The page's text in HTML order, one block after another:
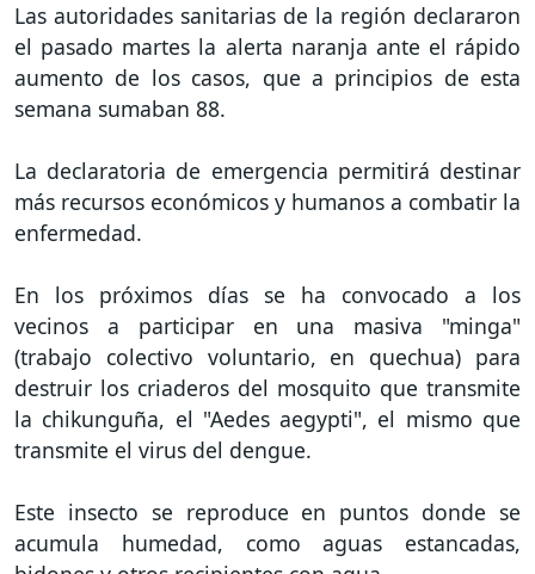
Las autoridades sanitarias de la región declararon
el pasado martes la alerta naranja ante el rápido
aumento de los casos, que a principios de esta
semana sumaban 88.
La declaratoria de emergencia permitirá destinar
más recursos económicos y humanos a combatir la
enfermedad.
En los próximos días se ha convocado a los
vecinos a participar en una masiva "minga"
(trabajo colectivo voluntario, en quechua) para
destruir los criaderos del mosquito que transmite
la chikunguña, el "Aedes aegypti", el mismo que
transmite el virus del dengue.
Este insecto se reproduce en puntos donde se
acumula humedad, como aguas estancadas,